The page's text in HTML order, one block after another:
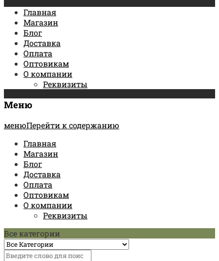
Главная
Магазин
Блог
Доставка
Оплата
Оптовикам
О компании
Реквизиты
Меню
менюПерейти к содержанию
Главная
Магазин
Блог
Доставка
Оплата
Оптовикам
О компании
Реквизиты
Все категории